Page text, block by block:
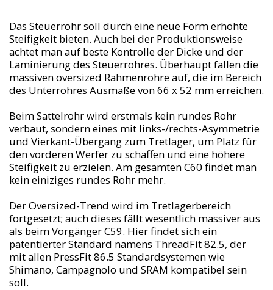
Das Steuerrohr soll durch eine neue Form erhöhte
Steifigkeit bieten. Auch bei der Produktionsweise
achtet man auf beste Kontrolle der Dicke und der
Laminierung des Steuerrohres. Überhaupt fallen die
massiven oversized Rahmenrohre auf, die im Bereich
des Unterrohres Ausmaßevon 66 x 52 mmerreichen.
Beim Sattelrohr wird erstmals kein rundes Rohr
verbaut, sondern eines mit links-/rechts-Asymmetrie
und Vierkant-Übergang zum Tretlager, um Platz für
den vorderen Werfer zu schaffen und eine höhere
Steifigkeit zu erzielen. Am gesamten C60 findet man
kein einiziges rundes Rohr mehr.
Der Oversized-Trend wird im Tretlagerbereich
fortgesetzt; auch dieses fällt wesentlich massiver aus
als beim Vorgänger C59. Hier findet sich ein
patentierter Standard namens ThreadFit 82.5, der
mit allen PressFit 86.5 Standardsystemen wie
Shimano, Campagnolo und SRAM kompatibel sein
soll.